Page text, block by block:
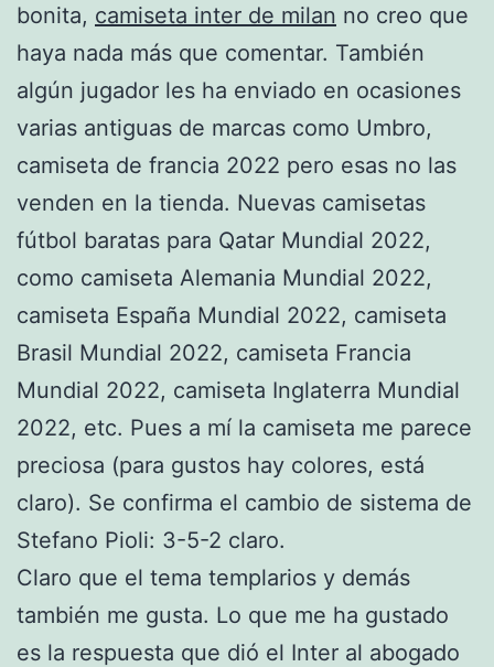
bonita, camiseta inter de milan no creo que
haya nada más que comentar. También
algún jugador les ha enviado en ocasiones
varias antiguas de marcas como Umbro,
camiseta de francia 2022 pero esas no las
venden en la tienda. Nuevas camisetas
fútbol baratas para Qatar Mundial 2022,
como camiseta Alemania Mundial 2022,
camiseta España Mundial 2022, camiseta
Brasil Mundial 2022, camiseta Francia
Mundial 2022, camiseta Inglaterra Mundial
2022, etc. Pues a mí la camiseta me parece
preciosa (para gustos hay colores, está
claro). Se confirma el cambio de sistema de
Stefano Pioli: 3-5-2 claro.
Claro que el tema templarios y demás
también me gusta. Lo que me ha gustado
es la respuesta que dió el Inter al abogado